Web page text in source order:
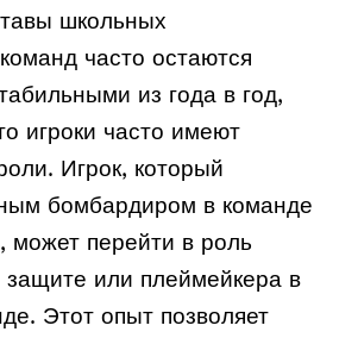
школьных
часто остаются
из года в год,
игроки часто имеют
Игрок, который
бомбардиром в команде
может перейти в роль
защите или плеймейкера в
Этот опыт позволяет